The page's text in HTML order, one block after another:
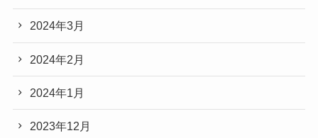
2024年3月
2024年2月
2024年1月
2023年12月